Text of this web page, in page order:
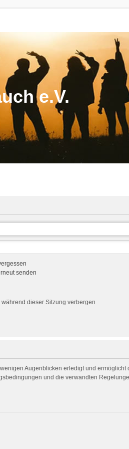
e.V.
senden
dieser Sitzung verbergen
Augenblicken erledigt und
und die verwandten